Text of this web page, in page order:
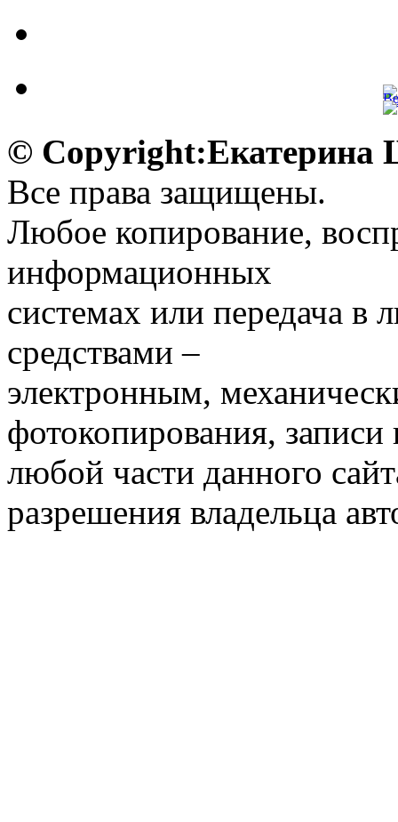
© Copyright:Екатерина
Все права защищены.
Любое копирование,
информационных
системах или передача
средствами –
электронным,
фотокопирования,
любой части данного
разрешения владельца